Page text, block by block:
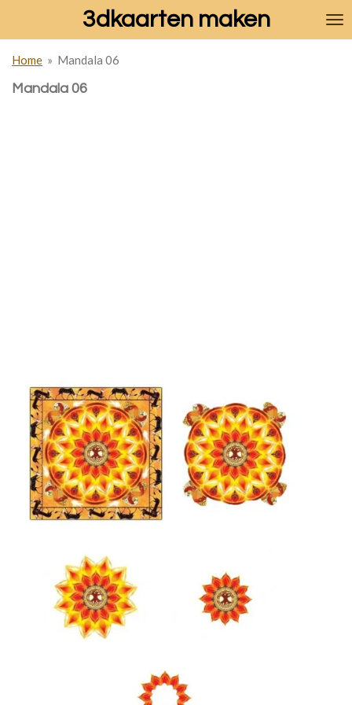
de
hoofdinhoud
3dkaarten maken
Home » Mandala 06
Mandala 06